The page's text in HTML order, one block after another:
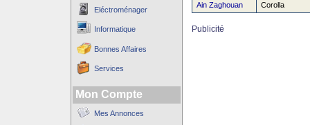
Eléctroménager
Informatique
Bonnes Affaires
Services
Mon Compte
Mes Annonces
Ain Zaghouan
Corolla
Publicité